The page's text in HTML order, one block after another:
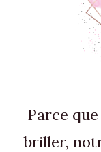
Parce
briller,